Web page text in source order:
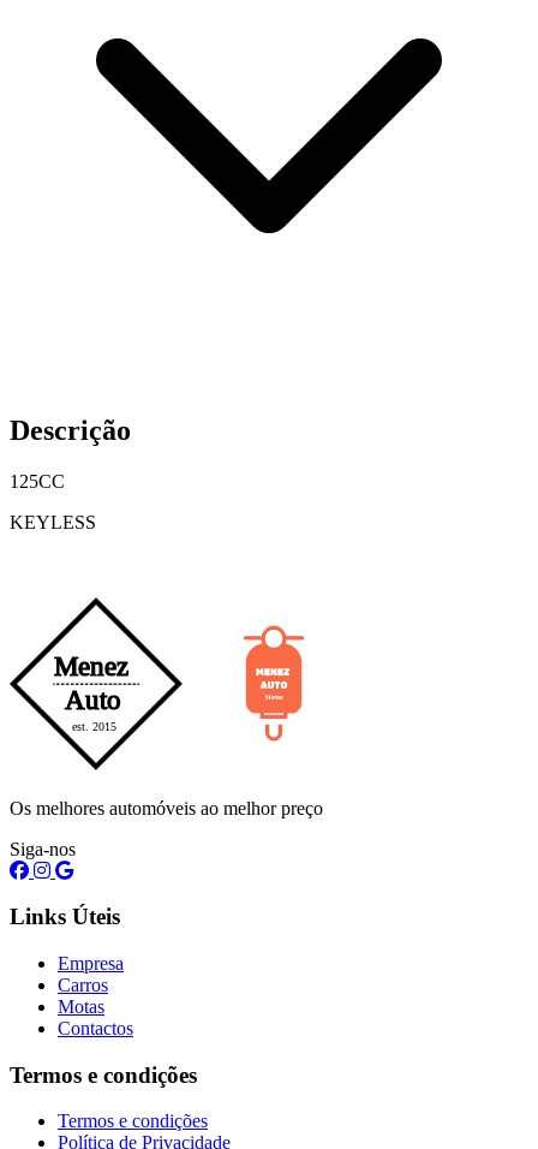
Descrição
125CC
KEYLESS
Os melhores automóveis ao melhor preço
Siga-nos
Links Úteis
Empresa
Carros
Motas
Contactos
Termos e condições
Termos e condições
Política de Privacidade